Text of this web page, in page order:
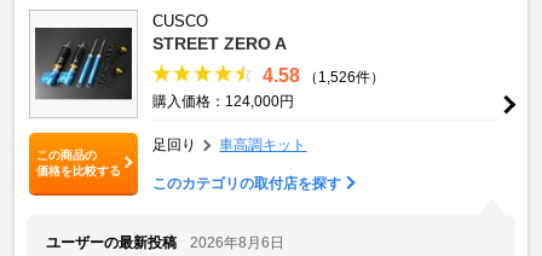
この商品の
価格を比較する
CUSCO
STREET ZERO A
4.58
（1,526件）
購入価格：124,000円
足回り 車高調キット
このカテゴリの取付店を探す
ユーザーの最新投稿
2026年8月6日